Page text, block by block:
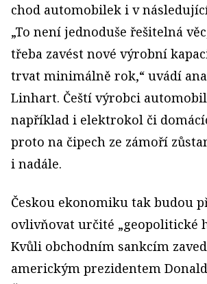
chod automobilek i v
„To není jednoduše řešitelná
třeba zavést nové výrobní
trvat minimálně rok,“ uvádí
Linhart. Čeští výrobci
například i elektrokol či
proto na čipech ze zámoří
i nadále.
Českou ekonomiku tak budou
ovlivňovat určité „geopolitické
Kvůli obchodním sankcím
americkým prezidentem